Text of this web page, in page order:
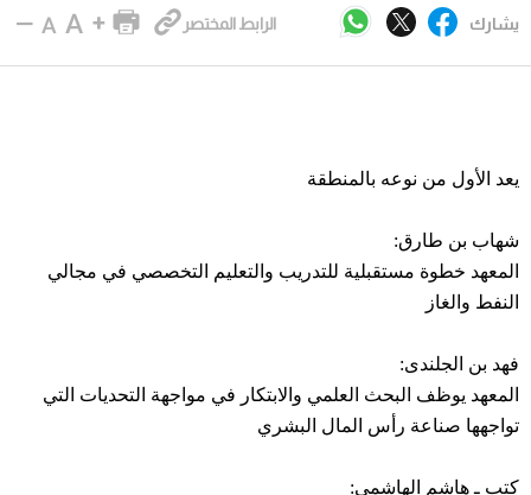
يشارك الرابط المختصر
يعد الأول من نوعه بالمنطقة
شهاب بن طارق:
المعهد خطوة مستقبلية للتدريب والتعليم التخصصي في مجالي
النفط والغاز
فهد بن الجلندى:
المعهد يوظف البحث العلمي والابتكار في مواجهة التحديات التي
تواجهها صناعة رأس المال البشري
كتب ـ هاشم الهاشمي: